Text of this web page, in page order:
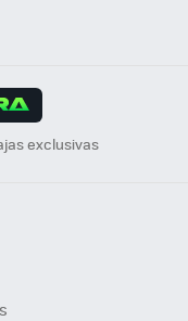
exclusivas